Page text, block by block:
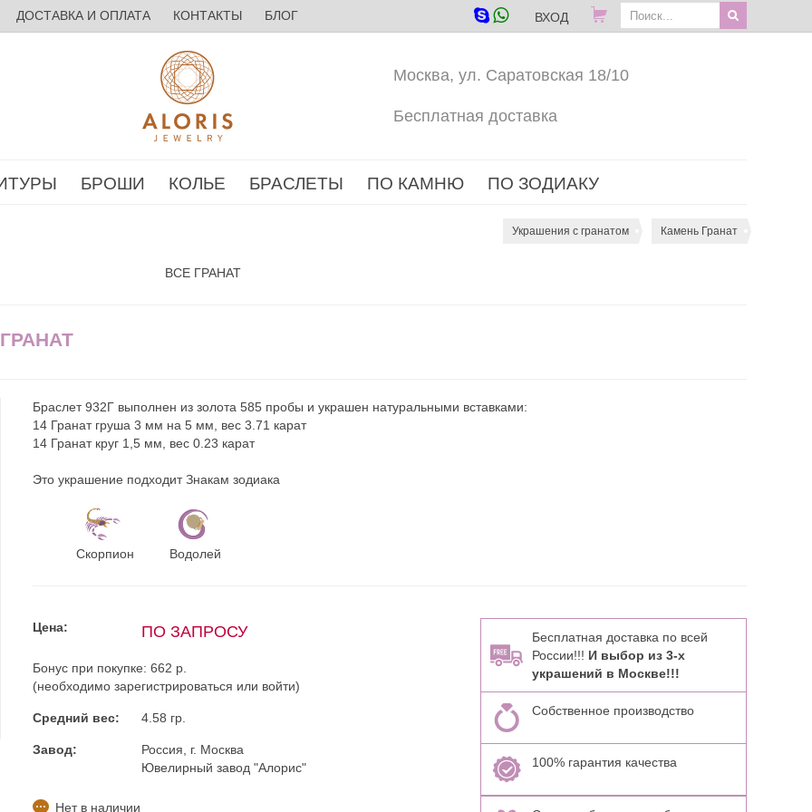
ДОСТАВКА И ОПЛАТА КОНТАКТЫ БЛОГ ВХОД
Москва, ул. Саратовская 18/10
Бесплатная доставка
БРОШИ КОЛЬЕ БРАСЛЕТЫ ПО КАМНЮ ПО ЗОДИАКУ
Украшения с гранатом Камень Гранат
ВСЕ ГРАНАТ
Браслет 932Г выполнен из золота 585 пробы и украшен натуральными вставками:
14 Гранат груша 3 мм на 5 мм, вес 3.71 карат
14 Гранат круг 1,5 мм, вес 0.23 карат
Это украшение подходит Знакам зодиака
Скорпион Водолей
Цена: ПО ЗАПРОСУ
Бонус при покупке: 662 р.
(необходимо зарегистрироваться или войти)
Средний вес: 4.58 гр.
Завод:
Россия, г. Москва
Ювелирный завод "Алорис"
Нет в наличии
Бесплатная доставка по всей
России!!! И выбор из 3-х
украшений в Москве!!!
Собственное производство
100% гарантия качества